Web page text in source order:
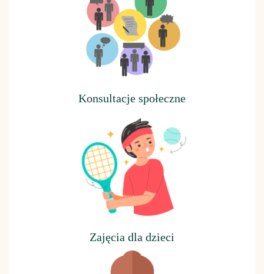
Konsultacje społeczne
Zajęcia dla dzieci